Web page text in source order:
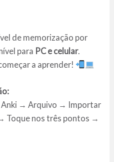
de memorização por
para PC e celular.
a aprender!
Anki → Arquivo → Importar
Toque nos três pontos →